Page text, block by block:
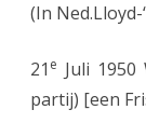
(In Ned.Lloyd-
21 e Juli
partij) [een